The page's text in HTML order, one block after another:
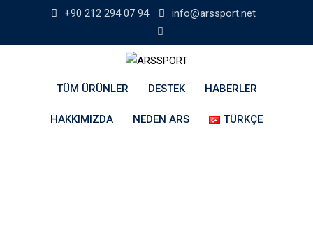
content
+90 212 294 07 94 info@arssport.net
TÜM ÜRÜNLER DESTEK HABERLER
HAKKIMIZDA NEDEN ARS TÜRKÇE